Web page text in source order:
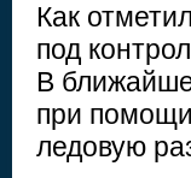
Как
под
В
при
ледовую